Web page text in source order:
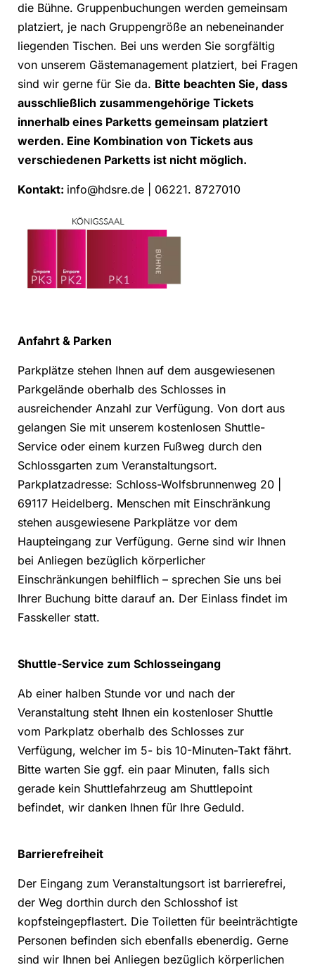
die Bühne. Gruppenbuchungen werden gemeinsam
platziert, je nach Gruppengröße an nebeneinander
liegenden Tischen. Bei uns werden Sie sorgfältig
von unserem Gästemanagement platziert, bei Fragen
sind wir gerne für Sie da. Bitte beachten Sie, dass
ausschließlich zusammengehörige Tickets
innerhalb eines Parketts gemeinsam platziert
werden. Eine Kombination von Tickets aus
verschiedenen Parketts ist nicht möglich.
Kontakt: info@hdsre.de | 06221. 8727010
Anfahrt & Parken
Parkplätze stehen Ihnen auf dem ausgewiesenen
Parkgelände oberhalb des Schlosses in
ausreichender Anzahl zur Verfügung. Von dort aus
gelangen Sie mit unserem kostenlosen Shuttle-
Service oder einem kurzen Fußweg durch den
Schlossgarten zum Veranstaltungsort.
Parkplatzadresse: Schloss-Wolfsbrunnenweg 20 |
69117 Heidelberg. Menschen mit Einschränkung
stehen ausgewiesene Parkplätze vor dem
Haupteingang zur Verfügung. Gerne sind wir Ihnen
bei Anliegen bezüglich körperlicher
Einschränkungen behilflich – sprechen Sie uns bei
Ihrer Buchung bitte darauf an. Der Einlass findet im
Fasskeller statt.
Shuttle-Service zum Schlosseingang
Ab einer halben Stunde vor und nach der
Veranstaltung steht Ihnen ein kostenloser Shuttle
vom Parkplatz oberhalb des Schlosses zur
Verfügung, welcher im 5- bis 10-Minuten-Takt fährt.
Bitte warten Sie ggf. ein paar Minuten, falls sich
gerade kein Shuttlefahrzeug am Shuttlepoint
befindet, wir danken Ihnen für Ihre Geduld.
Barrierefreiheit
Der Eingang zum Veranstaltungsort ist barrierefrei,
der Weg dorthin durch den Schlosshof ist
kopfsteingepflastert. Die Toiletten für beeinträchtigte
Personen befinden sich ebenfalls ebenerdig. Gerne
sind wir Ihnen bei Anliegen bezüglich körperlichen